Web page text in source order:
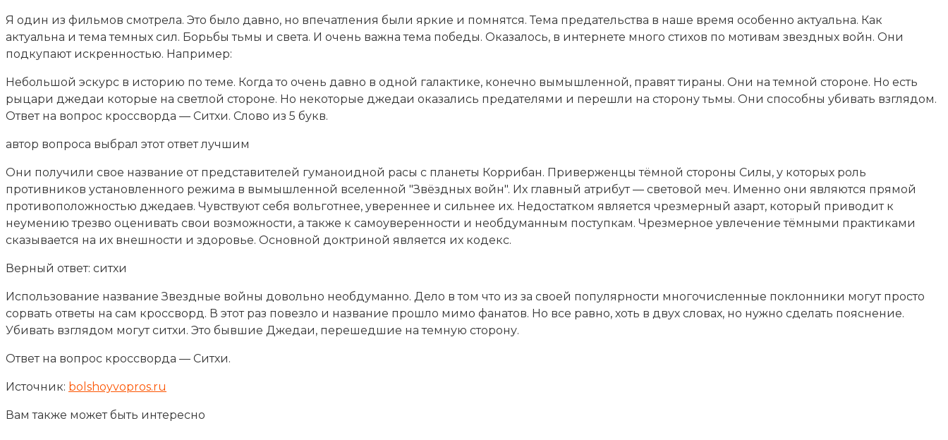
Я один из фильмов смотрела. Это было давно, но впечатления были яркие и помнятся. Тема предательства в наше время особенно актуальна. Как
актуальна и тема темных сил. Борьбы тьмы и света. И очень важна тема победы. Оказалось, в интернете много стихов по мотивам звездных войн. Они
подкупают искренностью. Например:
Небольшой эскурс в историю по теме. Когда то очень давно в одной галактике, конечно вымышленной, правят тираны. Они на темной стороне. Но есть
рыцари джедаи которые на светлой стороне. Но некоторые джедаи оказались предателями и перешли на сторону тьмы. Они способны убивать взглядом.
Ответ на вопрос кроссворда — Ситхи. Слово из 5 букв.
автор вопроса выбрал этот ответ лучшим
Они получили свое название от представителей гуманоидной расы с планеты Коррибан. Приверженцы тёмной стороны Силы, у которых роль
противников установленного режима в вымышленной вселенной "Звёздных войн". Их главный атрибут — световой меч. Именно они являются прямой
противоположностью джедаев. Чувствуют себя вольготнее, увереннее и сильнее их. Недостатком является чрезмерный азарт, который приводит к
неумению трезво оценивать свои возможности, а также к самоуверенности и необдуманным поступкам. Чрезмерное увлечение тёмными практиками
сказывается на их внешности и здоровье. Основной доктриной является их кодекс.
Верный ответ: ситхи
Использование название Звездные войны довольно необдуманно. Дело в том что из за своей популярности многочисленные поклонники могут просто
сорвать ответы на сам кроссворд. В этот раз повезло и название прошло мимо фанатов. Но все равно, хоть в двух словах, но нужно сделать пояснение.
Убивать взглядом могут ситхи. Это бывшие Джедаи, перешедшие на темную сторону.
Ответ на вопрос кроссворда — Ситхи.
Источник: bolshoyvopros.ru
Вам также может быть интересно